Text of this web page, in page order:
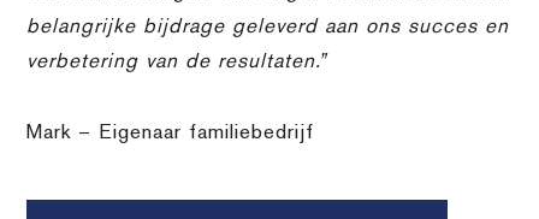
belangrijke bijdrage geleverd aan ons succes en
verbetering van de resultaten.”
Mark – Eigenaar familiebedrijf